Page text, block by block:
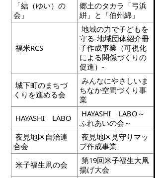
「結（ゆい）の
会」
郷土のタカラ「弓浜
絣」と「伯州綿」
福米RCS
地域の力で子どもを
守る-地域団体紹介冊
子作成事業（可視化
による関係づくりの
促進）-
城下町のまちづ
くりを進める会
みんなにやさしいま
ちなか空間づくり事
業
HAYASHI LABO
HAYASHI LABO～
ふれあいの会～
夜見地区自治連
合会
夜見地区見守りマッ
プ作成事業
米子福生凧の会
第19回米子福生大凧
揚げ大会